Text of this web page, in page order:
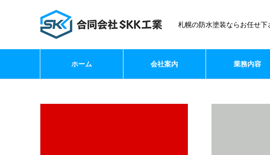
札幌の防水塗装ならお任せ下
ホーム 会社案内 業務内容